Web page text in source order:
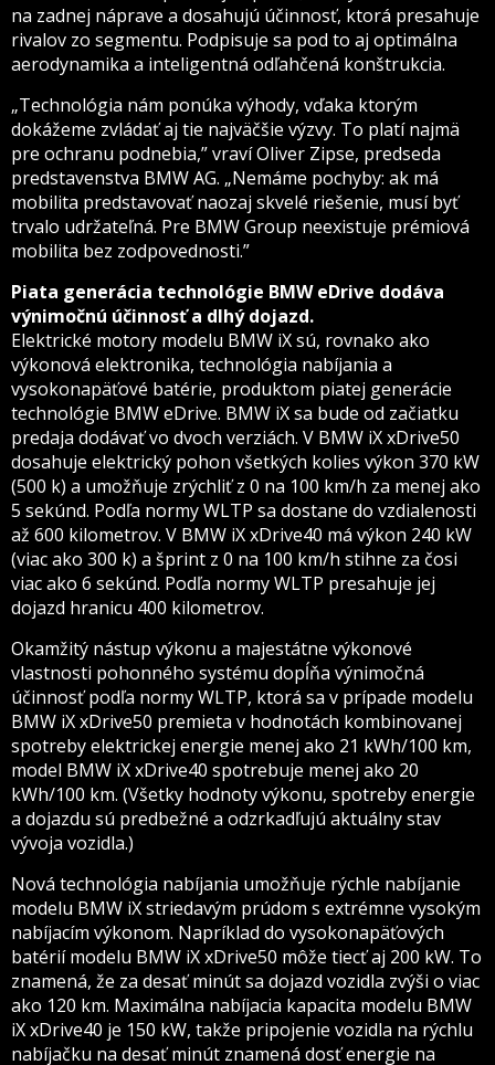
na zadnej náprave a dosahujú účinnosť, ktorá presahuje
rivalov zo segmentu. Podpisuje sa pod to aj optimálna
aerodynamika a inteligentná odľahčená konštrukcia.
„Technológia nám ponúka výhody, vďaka ktorým
dokážeme zvládať aj tie najväčšie výzvy. To platí najmä
pre ochranu podnebia,” vraví Oliver Zipse, predseda
predstavenstva BMW AG. „Nemáme pochyby: ak má
mobilita predstavovať naozaj skvelé riešenie, musí byť
trvalo udržateľná. Pre BMW Group neexistuje prémiová
mobilita bez zodpovednosti.”
Piata generácia technológie BMW eDrive dodáva
výnimočnú účinnosť a dlhý dojazd.
Elektrické motory modelu BMW iX sú, rovnako ako
výkonová elektronika, technológia nabíjania a
vysokonapäťové batérie, produktom piatej generácie
technológie BMW eDrive. BMW iX sa bude od začiatku
predaja dodávať vo dvoch verziách. V BMW iX xDrive50
dosahuje elektrický pohon všetkých kolies výkon 370 kW
(500 k) a umožňuje zrýchliť z 0 na 100 km/h za menej ako
5 sekúnd. Podľa normy WLTP sa dostane do vzdialenosti
až 600 kilometrov. V BMW iX xDrive40 má výkon 240 kW
(viac ako 300 k) a šprint z 0 na 100 km/h stihne za čosi
viac ako 6 sekúnd. Podľa normy WLTP presahuje jej
dojazd hranicu 400 kilometrov.
Okamžitý nástup výkonu a majestátne výkonové
vlastnosti pohonného systému dopĺňa výnimočná
účinnosť podľa normy WLTP, ktorá sa v prípade modelu
BMW iX xDrive50 premieta v hodnotách kombinovanej
spotreby elektrickej energie menej ako 21 kWh/100 km,
model BMW iX xDrive40 spotrebuje menej ako 20
kWh/100 km. (Všetky hodnoty výkonu, spotreby energie
a dojazdu sú predbežné a odzrkadľujú aktuálny stav
vývoja vozidla.)
Nová technológia nabíjania umožňuje rýchle nabíjanie
modelu BMW iX striedavým prúdom s extrémne vysokým
nabíjacím výkonom. Napríklad do vysokonapäťových
batérií modelu BMW iX xDrive50 môže tiecť aj 200 kW. To
znamená, že za desať minút sa dojazd vozidla zvýši o viac
ako 120 km. Maximálna nabíjacia kapacita modelu BMW
iX xDrive40 je 150 kW, takže pripojenie vozidla na rýchlu
nabíjačku na desať minút znamená dosť energie na